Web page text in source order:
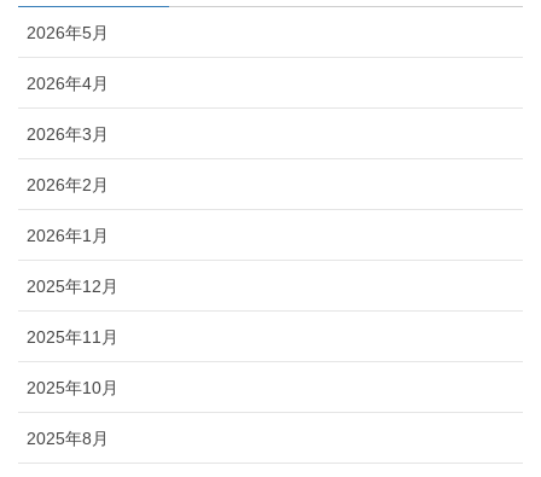
2026年5月
2026年4月
2026年3月
2026年2月
2026年1月
2025年12月
2025年11月
2025年10月
2025年8月